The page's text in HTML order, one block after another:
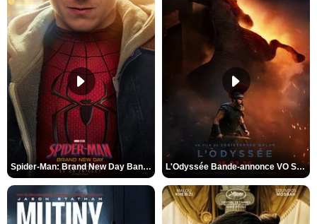
Spider-Man: Brand New Day Bande-annonce VO STFR L'Odyssée Bande-annonce VO STFR